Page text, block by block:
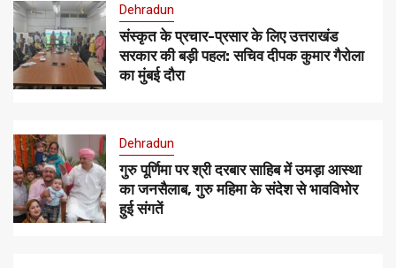
Dehradun
संस्कृत के प्रचार-प्रसार के लिए उत्तराखंड
सरकार की बड़ी पहल: सचिव दीपक कुमार गैरोला
का मुंबई दौरा
Dehradun
गुरु पूर्णिमा पर श्री दरबार साहिब में उमड़ा आस्था
का जनसैलाब, गुरु महिमा के संदेश से भावविभोर
हुई संगतें